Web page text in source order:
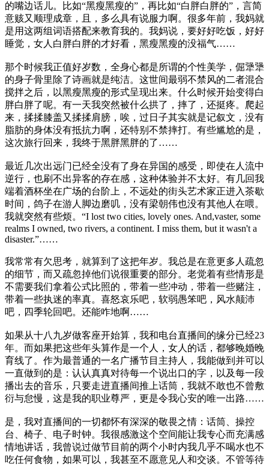
的嘴边话儿。比如“黑瘦黑瘦的”，再比如“白胖白胖的”，言简
意赅又顺理成章，且，多么具有说服力啊。很多年前，我妈就
是用这两组词语搭配来教育我的。我妈说，要好好吃饭，好好
睡觉，女人白胖白胖的才好看，黑瘦黑瘦的没福气……
那个时候我正值好岁数，全身心都是所谓的个性美学，倔犟犟
的身子骨里除了诗画就是纯洁。这世间最弱不禁风的二者混合
搅拌之后，以黑瘦黑瘦的形式呈现出来。什么时候开始变得白
胖白胖了呢。有一天我突然被什么拱了，摔了，还挺疼。爬起
来，揉揉膝盖又揉揉肩膀，唉，过日子其实就是记叙文，没有
脂肪的身体没有抵抗力啊，还特别不禁摔打。有些尴尬的是，
这次旅行回来，我终于黑胖黑胖的了……
最近几次出远门已经全没有了身在异国的感受，即使在人流中
逆行，也刷不出异客的存在感，这种体验并不太好。有几回我
端着酒杯坐在广场的台阶上，不远处的街头艺术家正进入茶歇
时间，鸽子在游人脚边磨叽，没有梁朝伟也没有其他人在喂。
我就突然有些烦。“I lost two cities, lovely ones. And,vaster, some
realms I owned, two rivers, a continent. I miss them, but it wasn't a
disaster.”……
我常常有欠思考，就算到了这把年岁。我总是在意更多人疏忽
的细节，而又疏忽掉他们说很重要的部分。老觉着有些情形是
不需要我们拿着公式比照的，带着一些冲动，带着一些赌注，
带着一些执迷的率真。喜怒哀乐吧，软弱愚笨吧，风水颠沛
吧，四季轮回吧。还能咋地啊……
如果从十八九岁做客座开始算，我和电台直播间的缘分已经23
年。而如果把这些年头算作是一个人，女人的话，都够晚婚晚
育线了。作为最普通的一名广播节目主持人，我能做到并可以
一直做到的是：认认真真对待每一个说出口的字，以及每一段
播出去的音乐，只要走进直播间推上话筒，我就不敢也不曾敷
衍与怠慢，这是我的职业尊严，更是令我心安的唯一出路……
是，我对直播间的一切都怀有深深的敬畏之情：话筒、操控
台、椅子、电子时钟。我很感激这个空间能让我专心而充满感
情地讲话，我曾说过做节目前的两个小时内我几乎不喝水也不
吃任何食物，如果可以，我甚至不愿意见人和交谈。不管等待